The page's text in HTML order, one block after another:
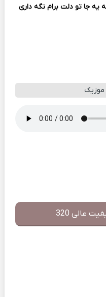
یه جا تو دلت برام نگه داری
عالی 320